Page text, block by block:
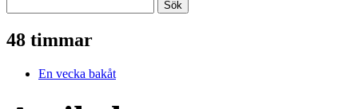
48 timmar
En vecka bakåt